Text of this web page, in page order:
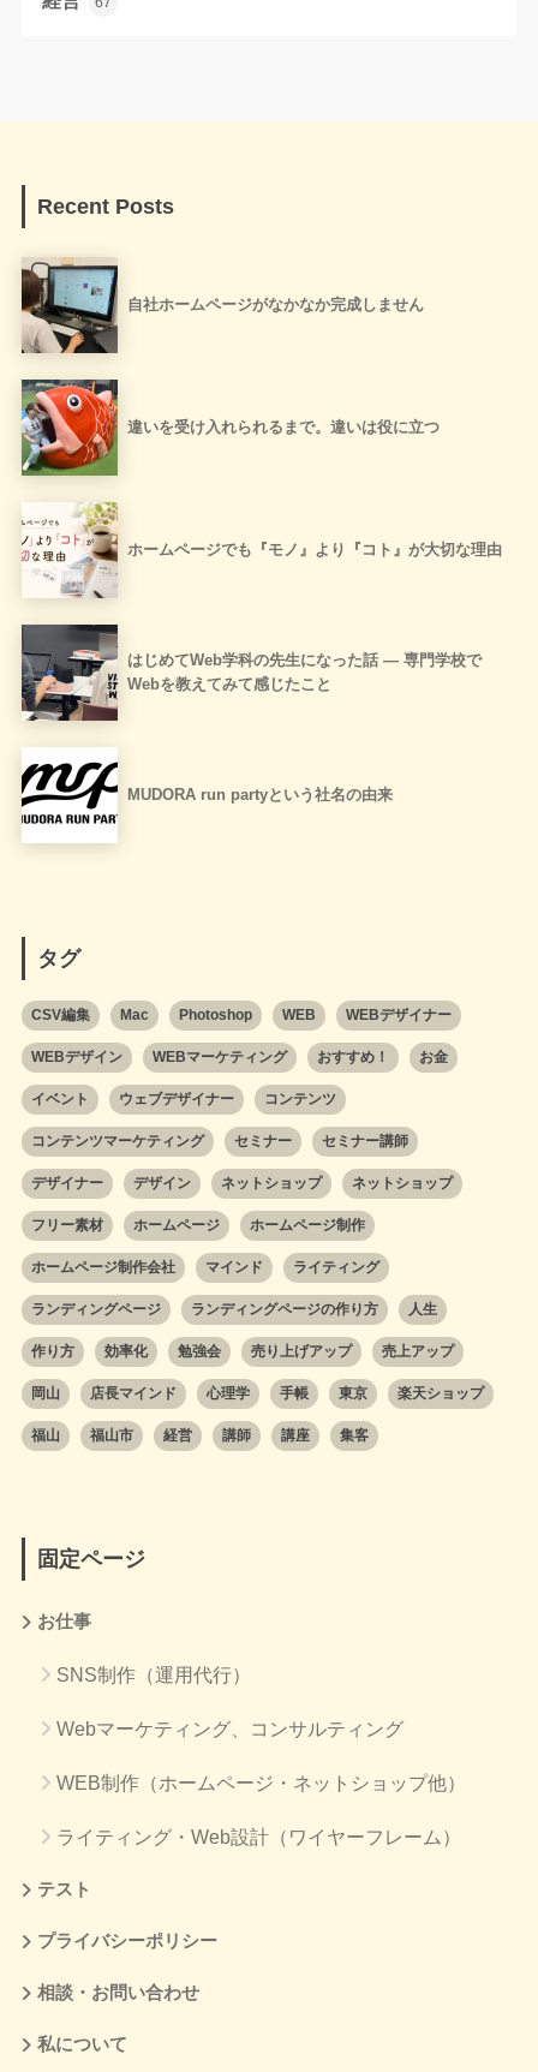
Recent Posts
自社ホームページがなかなか完成しません
違いを受け入れられるまで。違いは役に立つ
ホームページでも『モノ』より『コト』が大切な理由
はじめてWeb学科の先生になった話 ― 専門学校で
Webを教えてみて感じたこと
MUDORA run partyという社名の由来
タグ
CSV編集 Mac Photoshop WEB WEBデザイナー
WEBデザイン WEBマーケティング おすすめ！ お金
イベント ウェブデザイナー コンテンツ
コンテンツマーケティング セミナー セミナー講師
デザイナー デザイン ネットショップ ネットショップ
フリー素材 ホームページ ホームページ制作
ホームページ制作会社 マインド ライティング
ランディングページ ランディングページの作り方 人生
作り方 効率化 勉強会 売り上げアップ 売上アップ
岡山 店長マインド 心理学 手帳 東京 楽天ショップ
福山 福山市 経営 講師 講座 集客
固定ページ
お仕事
SNS制作（運用代行）
Webマーケティング、コンサルティング
WEB制作（ホームページ・ネットショップ他）
ライティング・Web設計（ワイヤーフレーム）
テスト
プライバシーポリシー
相談・お問い合わせ
私について